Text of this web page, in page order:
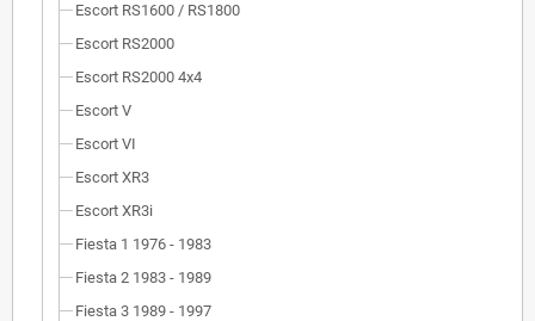
Escort RS1600 / RS1800
Escort RS2000
Escort RS2000 4x4
Escort V
Escort VI
Escort XR3
Escort XR3i
Fiesta 1 1976 - 1983
Fiesta 2 1983 - 1989
Fiesta 3 1989 - 1997